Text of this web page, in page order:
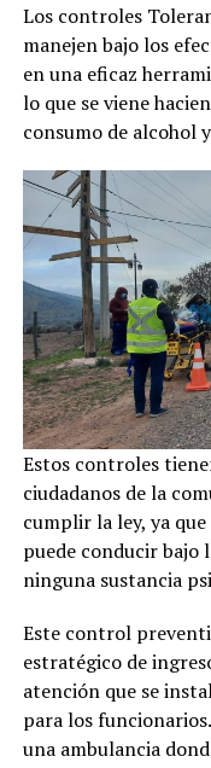
Los controles
manejen bajo los
en una eficaz
lo que se viene
consumo de alcohol
Estos controles
ciudadanos de la
cumplir la ley, ya
puede conducir bajo
ninguna sustancia
Este control
estratégico de
atención que se
para los
una ambulancia